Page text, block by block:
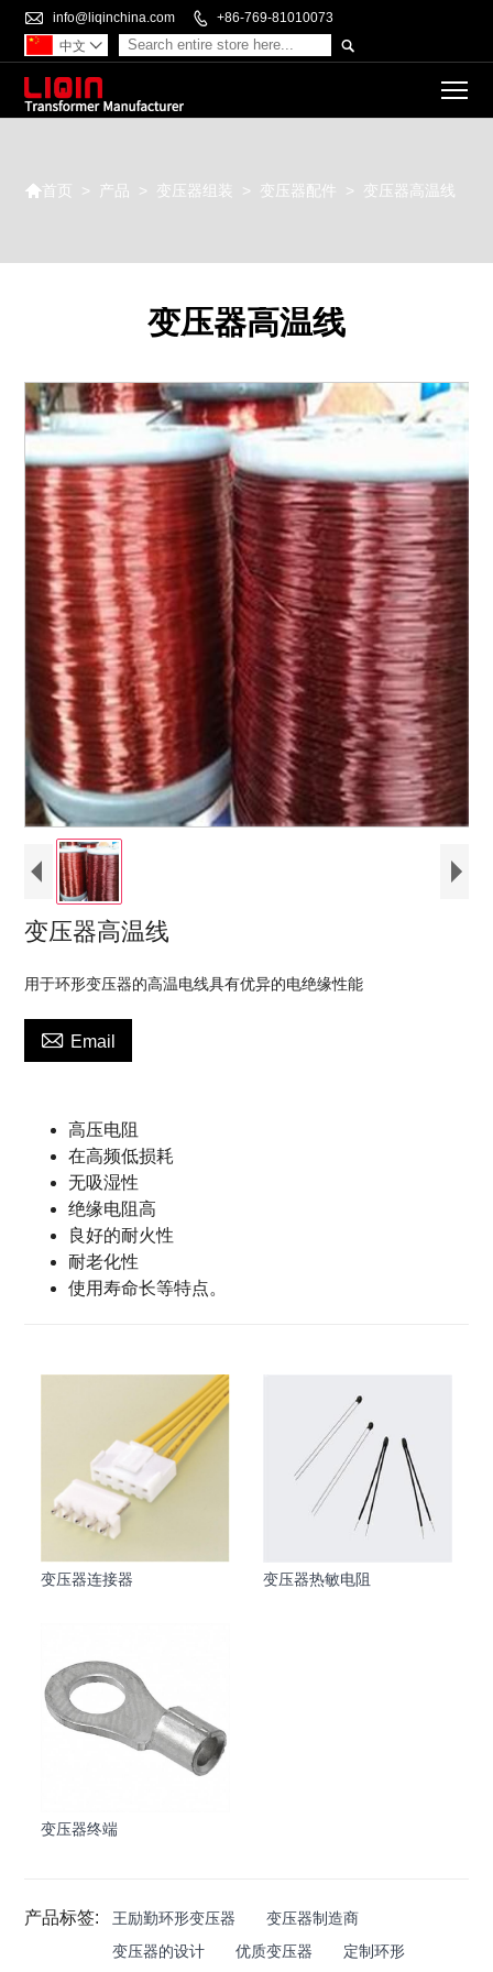
 info@liqinchina.com  +86-769-81010073

中文 
首页 > 产品 > 变压器组装 > 变压器配件 > 变压器高温线
变压器高温线
变压器高温线
用于环形变压器的高温电线具有优异的电绝缘性能
 Email
高压电阻
在高频低损耗
无吸湿性
绝缘电阻高
良好的耐火性
耐老化性
使用寿命长等特点。
变压器连接器 变压器热敏电阻
变压器终端
产品标签: 王励勤环形变压器
变压器制造商
变压器的设计
优质变压器 定制环形